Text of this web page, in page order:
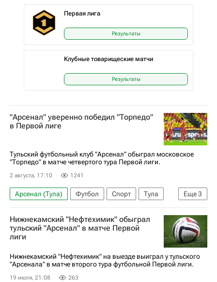
Первая лига
Результаты
Клубные товарищеские матчи
Результаты
"Арсенал" уверенно победил "Торпедо"
в Первой лиге
Тульский футбольный клуб "Арсенал" обыграл московское
"Торпедо" в матче четвертого тура Первой лиги.
2 августа, 17:10 1241
Еще3
Арсенал (Тула) Футбол Спорт
Тула
Первая лига
Торпедо (Москва)
Даниил Пенчиков
Нижнекамский "Нефтехимик" обыграл
тульский "Арсенал" в матче Первой
лиги
Нижнекамский "Нефтехимик" на выезде выиграл у тульского
"Арсенала" в матче второго тура футбольной Первой лиги.
19 июля, 21:08 263